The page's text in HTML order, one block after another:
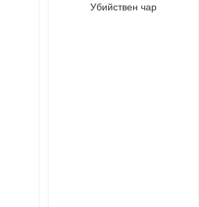
Убийствен чар